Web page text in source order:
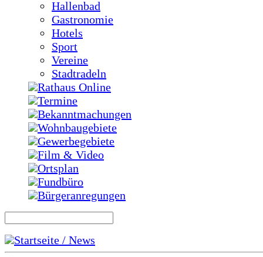
Hallenbad
Gastronomie
Hotels
Sport
Vereine
Stadtradeln
Rathaus Online
Termine
Bekanntmachungen
Wohnbaugebiete
Gewerbegebiete
Film & Video
Ortsplan
Fundbüro
Bürgeranregungen
Startseite / News